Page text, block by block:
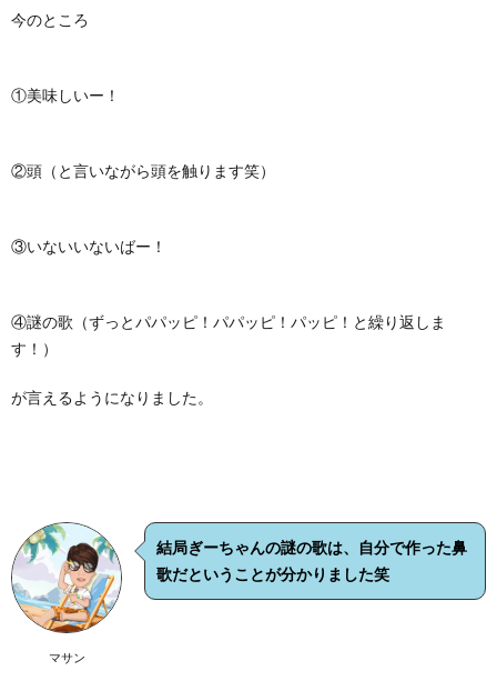
今のところ
①美味しいー！
②頭（と言いながら頭を触ります笑）
③いないいないばー！
④謎の歌（ずっとパパッピ！パパッピ！パッピ！と繰り返しま
す！）
が言えるようになりました。
マサン
結局ぎーちゃんの謎の歌は、自分で作った鼻
歌だということが分かりました笑